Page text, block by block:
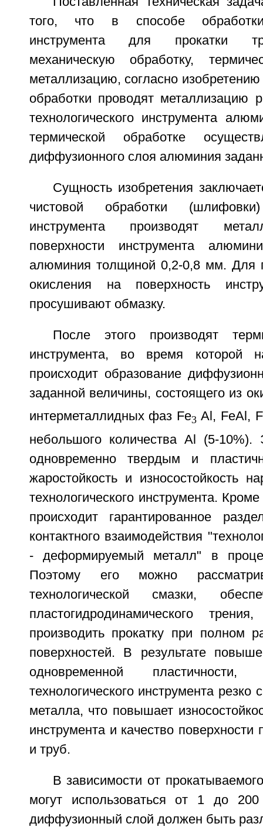
того, что в способе обработки
инструмента для прокатки
механическую обработку,
металлизацию, согласно
обработки проводят металлизацию
технологического инструмента
термической обработке
диффузионного слоя алюминия
Сущность изобретения
чистовой обработки (шлифовки)
инструмента производят
поверхности инструмента
алюминия толщиной 0,2-0,8 мм. Для
окисления на поверхность
просушивают обмазку.
После этого производят
инструмента, во время которой
происходит образование
заданной величины, состоящего из
интерметаллидных фаз Fe3 Al, FeAl,
небольшого количества Al (5-10%).
одновременно твердым и
жаростойкость и износостойкость
технологического инструмента.
происходит гарантированное
контактного взаимодействия
- деформируемый металл" в
Поэтому его можно
технологической смазки,
пластогидродинамического
производить прокатку при полном
поверхностей. В результате
одновременной
технологического инструмента резко
металла, что повышает
инструмента и качество поверхности
и труб.
В зависимости от
могут использоваться от 1 до
диффузионный слой должен быть